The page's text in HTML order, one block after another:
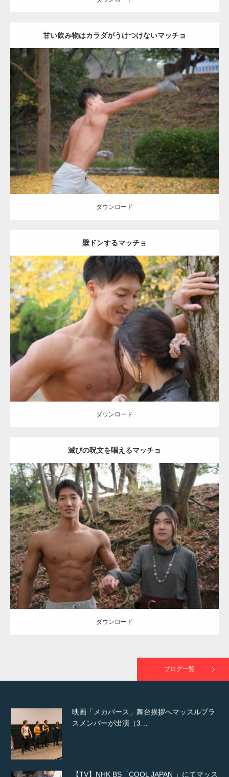
甘い飲み物はカラダがうけつけないマッチョ
Update:2021.07.8
Category: 公園のマッチョ その他 AKIHITO(細マッチョ) 背中
ダウンロード
ダウンロード
壁ドンするマッチョ
Update: 2021.07.8
Category:公園のマッチョ その他 AKIHITO(細マッチョ) 大胸筋 肩 腹
筋
ダウンロード
ダウンロード
滅びの呪文を唱えるマッチョ
Update:2021.07.8
Category:公園のマッチョ その他 AKIHITO(細マッチョ) 大胸筋 腹筋
ダウンロード
ダウンロード
ブログ一覧
【YouTube】マッチョフリー素材メンバーが
ギネス世界記録…
【TV】TBS番組「ひるおび」にてマッスルプ
ラスが紹介されま…
TOKYO FMラジオ番組「ONE MORNING」
で紹介さ…
NHK「所さん！事件ですよ」に取材されまし
た（6/8放送）
スメンバーが出演（3…